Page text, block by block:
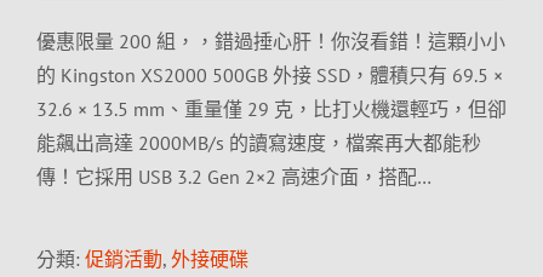
優惠限量 200 組，，錯過捶心肝！你沒看錯！這顆小小
的 Kingston XS2000 500GB 外接 SSD，體積只有 69.5 ×
32.6 × 13.5 mm、重量僅 29 克，比打火機還輕巧，但卻
能飆出高達 2000MB/s 的讀寫速度，檔案再大都能秒
傳！它採用 USB 3.2 Gen 2×2 高速介面，搭配…
分類: 促銷活動, 外接硬碟